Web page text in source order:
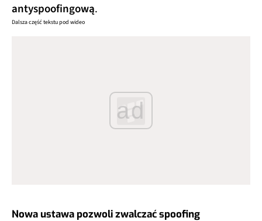
antyspoofingową.
Dalsza część tekstu pod wideo
ad
Nowa ustawa pozwoli zwalczać spoofing